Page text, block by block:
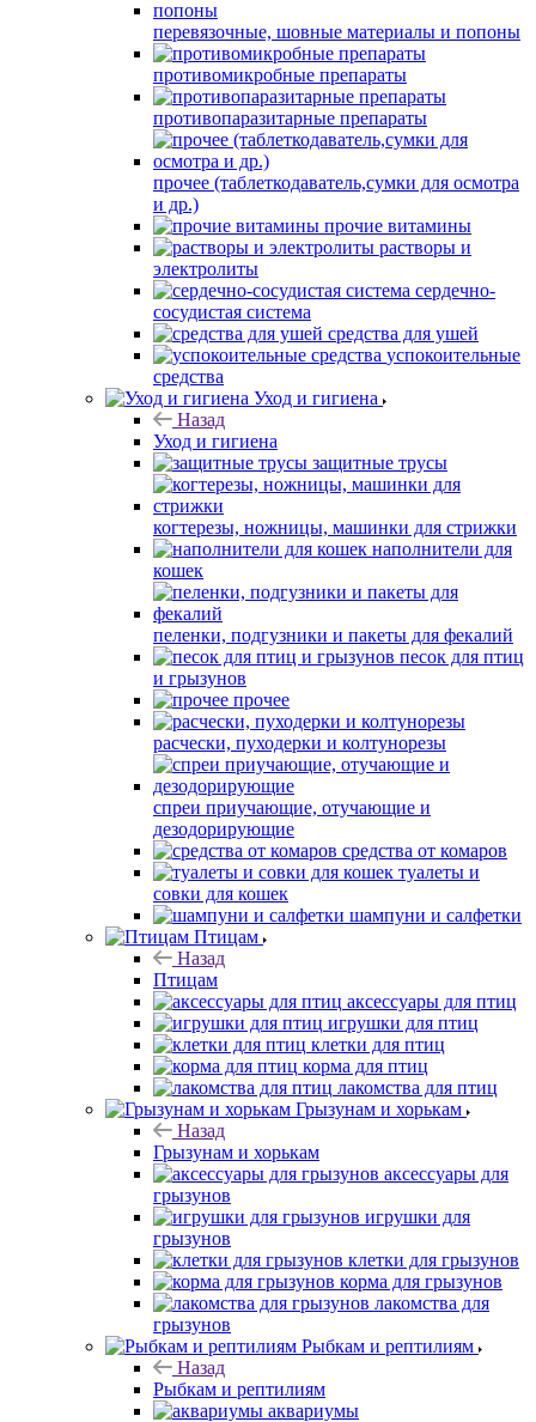
перевязочные, шовные материалы и попоны
противомикробные препараты
противопаразитарные препараты
прочее (таблеткодаватель,сумки для осмотра
и др.)
прочие витамины
растворы и
электролиты
сердечно-
сосудистая система
средства для ушей
успокоительные
средства
Уход и гигиена
Назад
Уход и гигиена
защитные трусы
когтерезы, ножницы, машинки для стрижки
наполнители для
кошек
пеленки, подгузники и пакеты для фекалий
песок для птиц
и грызунов
прочее
расчески, пуходерки и колтунорезы
спреи приучающие, отучающие и
дезодорирующие
средства от комаров
туалеты и
совки для кошек
шампуни и салфетки
Птицам
Назад
Птицам
аксессуары для птиц
игрушки для птиц
клетки для птиц
корма для птиц
лакомства для птиц
Грызунам и хорькам
Назад
Грызунам и хорькам
аксессуары для
грызунов
игрушки для
грызунов
клетки для грызунов
корма для грызунов
лакомства для
грызунов
Рыбкам и рептилиям
Назад
Рыбкам и рептилиям
аквариумы